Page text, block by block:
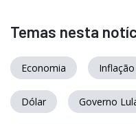
Temas nesta
Economia Inflação
Dólar Governo